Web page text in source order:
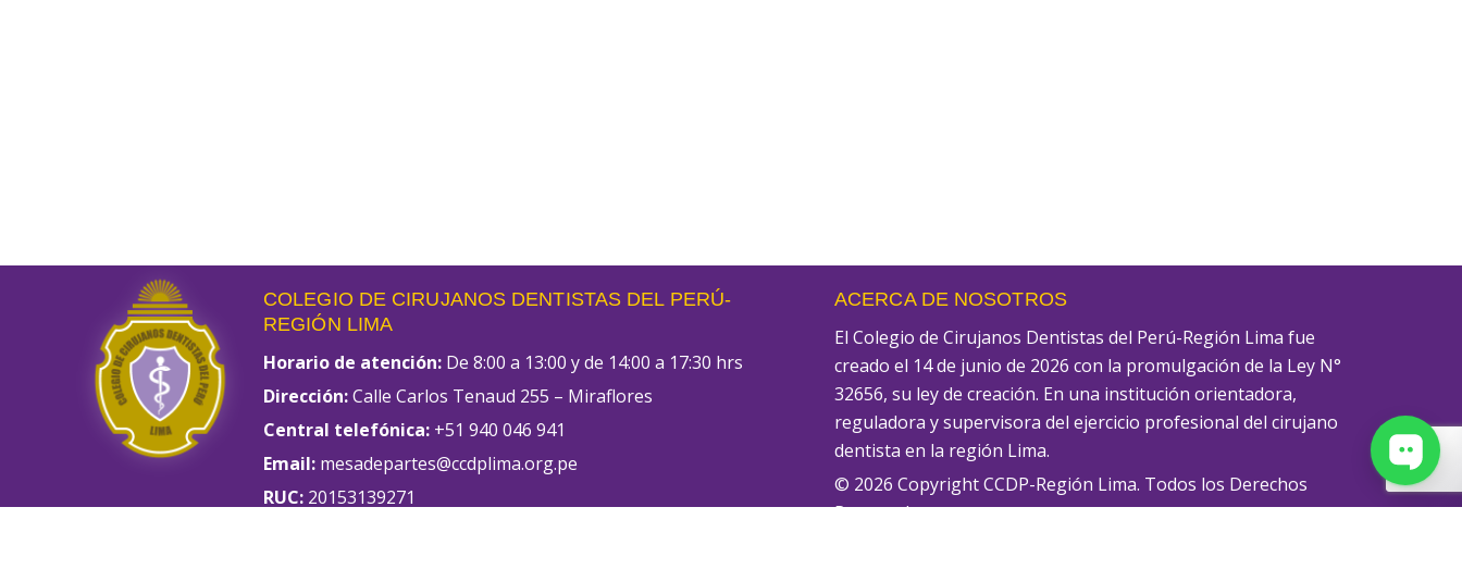
COLEGIO DE CIRUJANOS DENTISTAS DEL PERÚ-
REGIÓN LIMA
Horario de atención: De 8:00 a 13:00 y de 14:00 a 17:30 hrs
Dirección:Calle Carlos Tenaud 255 – Miraflores
Central telefónica: +51 940 046 941
Email: mesadepartes@ccdplima.org.pe
RUC: 20153139271
ACERCA DE NOSOTROS
El Colegio de Cirujanos Dentistas del Perú-Región Lima fue
creado el 14 de junio de 2026 con la promulgación de la Ley N°
32656, su ley de creación. En una institución orientadora,
reguladora y supervisora del ejercicio profesional del cirujano
dentista en la región Lima.
© 2026 Copyright CCDP-Región Lima. Todos los Derechos
Reservados